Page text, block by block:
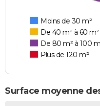
Moins de 30 m²
De 40 m² à 60 m²
De 80 m² à 100
Plus de 120 m²
Surface moyenne